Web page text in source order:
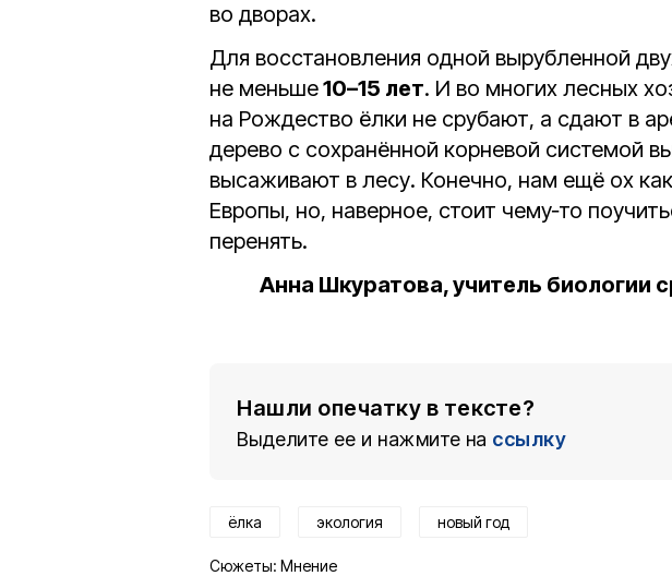
во дворах.
Для восстановления одной вырубленной
не меньше10–15 лет. И во многих лесных
на Рождество ёлки не срубают, а сдают в
дерево с сохранённой корневой системой
высаживают в лесу. Конечно, нам ещё ох
Европы, но, наверное, стоит чему‑то
перенять.
Анна Шкуратова, учитель
Нашли опечатку в тексте?
Выделите ее и нажмите на ссылку
ёлка экология новый год
Сюжеты: Мнение